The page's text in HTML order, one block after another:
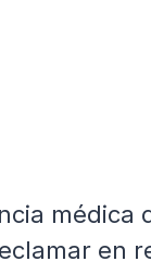
en